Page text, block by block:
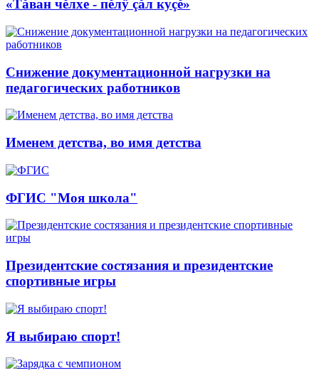
«Тăван чĕлхе - пĕлÿ çăл куçĕ»
Снижение документационной нагрузки на
педагогических работников
Именем детства, во имя детства
ФГИС "Моя школа"
Президентские состязания и президентские
спортивные игры
Я выбираю спорт!